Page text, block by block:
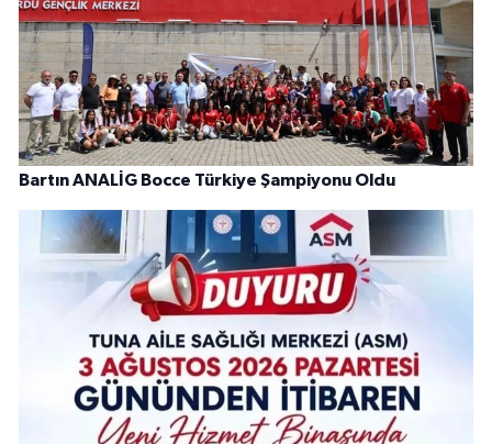
Bartın ANALİG Bocce Türkiye Şampiyonu Oldu